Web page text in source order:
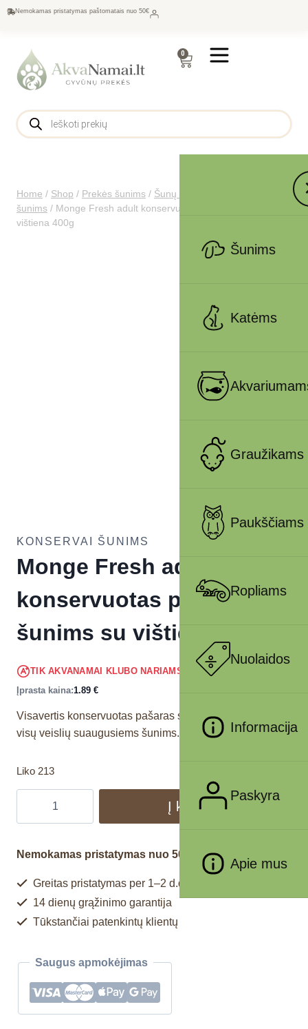
Nemokamas pristatymas paštomatais nuo 50€
0
Šunims
Katėms
Graužikams
Paukščiams
Ropliams
Nuolaidos
Informacija
Paskyra
Apie mus
Home / Shop / Prekės šunims / Šunų maistas
šunims / Monge Fresh adult konservuotas pašaras šunims su
vištiena 400g
KONSERVAI ŠUNIMS
Monge Fresh adult
konservuotas pašaras
šunims su vištiena 400g
TIK AKVANAMAI KLUBO NARIAMS 1.80€
Įprasta kaina:1.89 €
Visavertis konservuotas pašaras su kiauliena skirtas
visų veislių suaugusiems šunims.
Liko 213
Į krepšelį
Nemokamas pristatymas nuo 50€
Greitas pristatymas per 1–2 d.d.
14 dienų grąžinimo garantija
Tūkstančiai patenkintų klientų
Saugus apmokėjimas